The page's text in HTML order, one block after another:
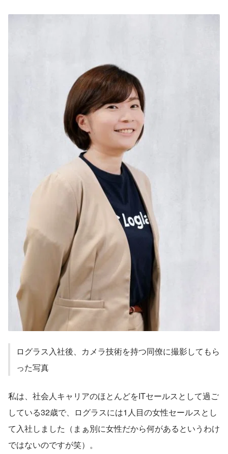
ログラス入社後、カメラ技術を持つ同僚に撮影してもら
った写真
私は、社会人キャリアのほとんどをITセールスとして過ご
している32歳で、ログラスには1人目の女性セールスとし
て入社しました（まぁ別に女性だから何があるというわけ
ではないのですが笑）。